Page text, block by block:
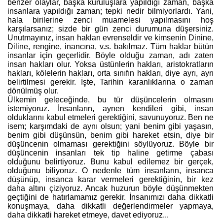
benzer olaylar, başka kuruluşlara yapıldığı zaman, başka
insanlara yapıldığı zaman; tepki nedir bilmiyorlardı. Yani,
hala birilerine zenci muamelesi yapılmasını hoş
karşılarsanız; sizde bir gün zenci durumuna düşersiniz.
Unutmayınız, insan hakları evrenseldir ve kimsenin Dinine,
Diline, rengine, inancına, v.s. bakılmaz. Tüm haklar bütün
insanlar için geçerlidir. Böyle olduğu zaman, adı zaten
insan hakları olur. Yoksa üstünlerin hakları, aristokratların
hakları, kölelerin hakları, orta sınıfın hakları, diye ayrı, ayrı
belirtilmesi gerekir. İşte, Tarihin karanlıklarına o zaman
dönülmüş olur.
Ülkemin geleceğinde, bu tür düşüncelerin olmasını
istemiyoruz. İnsanların, aynen kendileri gibi, insan
olduklarını kabul etmeleri gerektiğini, savunuyoruz. Ben ne
isem; karşımdaki de aynı olsun; yani benim gibi yaşasın,
benim gibi düşünsün, benim gibi hareket etsin, diye bir
düşüncenin olmaması gerektiğini söylüyoruz. Böyle bir
düşüncenin insanları tek tip haline getirme çabası
olduğunu belirtiyoruz. Bunu kabul edilemez bir gerçek,
olduğunu biliyoruz. O nedenle tüm insanların, insanca
düşünüp, insanca karar vermeleri gerektiğinin, bir kez
daha altını çiziyoruz. Ancak huzurun böyle düşünmekten
geçtiğini de hatırlamamız gerekir. İnsanımızı daha dikkatli
konuşmaya, daha dikkatli değerlendirmeler yapmaya,
daha dikkatli hareket etmeye, davet ediyoruz...